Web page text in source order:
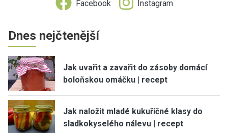
Facebook Instagram
Dnes nejčtenější
Jak uvařit a zavařit do zásoby domácí
boloňskou omáčku | recept
Jak naložit mladé kukuřičné klasy do
sladkokyselého nálevu | recept